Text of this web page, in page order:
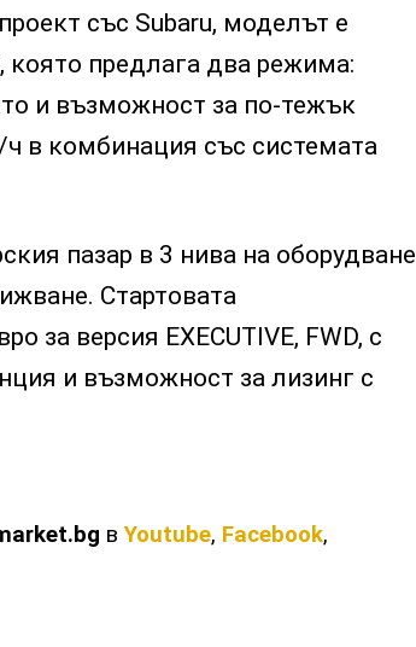
със Subaru, моделът е
която предлага два режима:
и възможност за по-тежък
в комбинация със системата
пазар в 3 нива на оборудване
Стартовата
за версия ЕXECUTIVE, FWD, с
и възможност за лизинг с
вYoutube, Facebook,